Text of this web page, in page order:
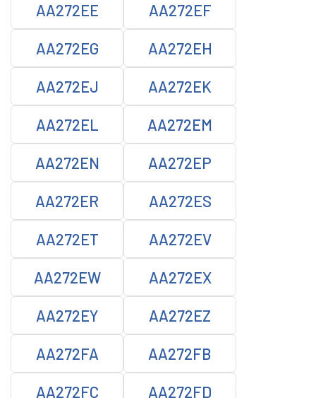
AA272EE AA272EF
AA272EG AA272EH
AA272EJ AA272EK
AA272EL AA272EM
AA272EN AA272EP
AA272ER AA272ES
AA272ET AA272EV
AA272EW AA272EX
AA272EY AA272EZ
AA272FA AA272FB
AA272FC AA272FD